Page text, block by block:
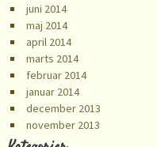
juni 2014
maj 2014
april 2014
marts 2014
februar 2014
januar 2014
december 2013
november 2013